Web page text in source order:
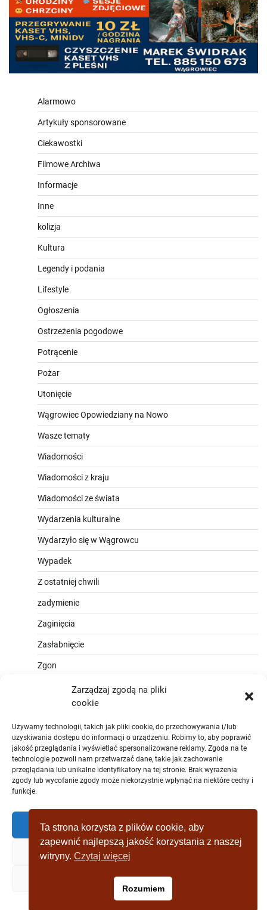
Zarządzaj zgodą na pliki
cookie
Używamy technologii, takich jak pliki cookie, do przechowywania i/lub
uzyskiwania dostępu do informacji o urządzeniu. Robimy to, aby poprawić
jakość przeglądania i wyświetlać spersonalizowane reklamy. Zgoda na te
technologie pozwoli nam przetwarzać dane, takie jak zachowanie
przeglądania lub unikalne identyfikatory na tej stronie. Brak wyrażenia
zgody lub wycofanie zgody może niekorzystnie wpłynąć na niektóre cechy i
funkcje.
Zaakceptować
Zaprzeczyć
Zobacz preferencje
Alarmowo
Artykuły sponsorowane
Ciekawostki
Filmowe Archiwa
Informacje
Inne
kolizja
Kultura
Legendy i podania
Lifestyle
Ogłoszenia
Ostrzeżenia pogodowe
Potrącenie
Pożar
Utonięcie
Wągrowiec Opowiedziany na Nowo
Wasze tematy
Wiadomości
Wiadomości z kraju
Wiadomości ze świata
Wydarzenia kulturalne
Wydarzyło się w Wągrowcu
Wypadek
Z ostatniej chwili
zadymienie
Zaginięcia
Zasłabnięcie
Zgon
Copyright © [2019 - 2025] wagrowiec-
wydarzeniazostatniejchwili.pl Theme: Full News By
Ta strona korzysta z plików cookie, aby
zapewnić najlepszą jakość korzystania z naszej
witryny.Czytaj więcej
Rozumiem